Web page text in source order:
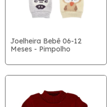
Joelheira Bebê 06-12
Meses - Pimpolho